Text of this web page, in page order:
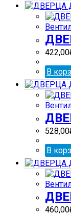
422,00
В
528,00
В
460,00